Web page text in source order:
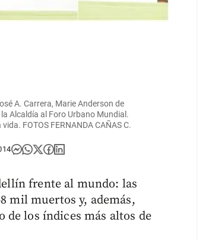
A. Carrera, Marie Anderson de
Alcaldía al Foro Urbano Mundial.
FOTOS FERNANDA CAÑAS C.
frente al mundo: las
mil muertos y, además,
de los índices más altos de